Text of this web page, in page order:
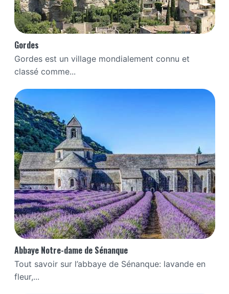
Gordes
Gordes est un village mondialement connu et
classé comme...
Abbaye Notre-dame de Sénanque
Tout savoir sur l’abbaye de Sénanque: lavande en
fleur,...